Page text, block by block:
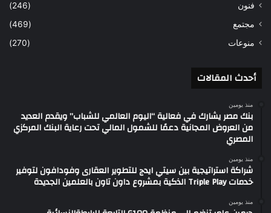
فنون
(246)
مجتمع
(469)
منوعات
(270)
أحدث المقالات
منذ يومين
بنك مصر يشارك في فعالية “اليوم العالمي للشباب” ويقدم العديد
من العروض المجانية دعمًا للشمول المالي تحت رعاية البنك المركزي
المصري
منذ يومين
شراكة استراتيجية بين سيتي ايدج للتطوير العقارى وفودافون لتوفير
خدمات Triple Play الذكية بمشروع داون تاون بالعلمين الجديدة
منذ يومين